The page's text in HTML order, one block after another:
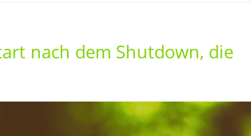
nach dem Shutdown, die